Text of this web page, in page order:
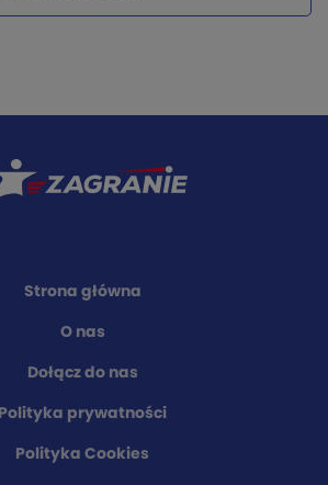
Strona główna
O nas
Dołącz do nas
Polityka prywatności
Polityka Cookies